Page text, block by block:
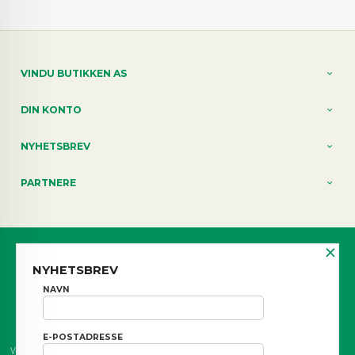
VINDU BUTIKKEN AS
DIN KONTO
NYHETSBREV
PARTNERE
FRAKT
Vår nettbutikk bruker cookies slik at du får en bedre kjøpsopplevelse og vi kan
×
NYHETSBREV
NAVN
E-POSTADRESSE